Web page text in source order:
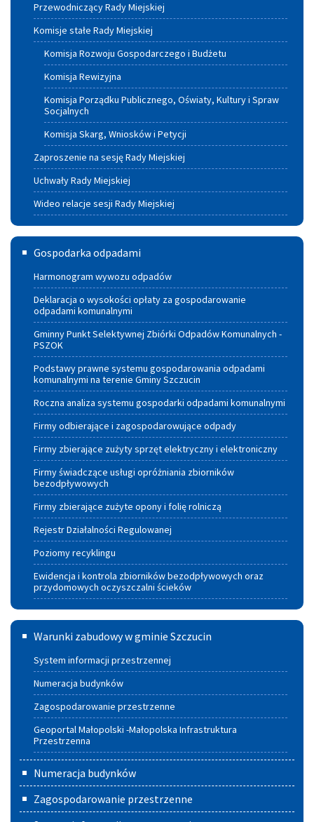
Przewodniczący Rady Miejskiej
Komisje stałe Rady Miejskiej
Komisja Rozwoju Gospodarczego i Budżetu
Komisja Rewizyjna
Komisja Porządku Publicznego, Oświaty, Kultury i Spraw
Socjalnych
Komisja Skarg, Wniosków i Petycji
Zaproszenie na sesję Rady Miejskiej
Uchwały Rady Miejskiej
Wideo relacje sesji Rady Miejskiej
Gospodarka
odpadami
Gospodarka odpadami
Harmonogram wywozu odpadów
Deklaracja o wysokości opłaty za gospodarowanie
odpadami komunalnymi
Gminny Punkt Selektywnej Zbiórki Odpadów Komunalnych -
PSZOK
Podstawy prawne systemu gospodarowania odpadami
komunalnymi na terenie Gminy Szczucin
Roczna analiza systemu gospodarki odpadami komunalnymi
Firmy odbierające i zagospodarowujące odpady
Firmy zbierające zużyty sprzęt elektryczny i elektroniczny
Firmy świadczące usługi opróżniania zbiorników
bezodpływowych
Firmy zbierające zużyte opony i folię rolniczą
Rejestr Działalności Regulowanej
Poziomy recyklingu
Ewidencja i kontrola zbiorników bezodpływowych oraz
przydomowych oczyszczalni ścieków
Warunki
zabudowy
Gminie
Szczucin
Warunki zabudowy w gminie Szczucin
System informacji przestrzennej
Numeracja budynków
Zagospodarowanie przestrzenne
Geoportal Małopolski -Małopolska Infrastruktura
Przestrzenna
Numeracja budynków
Zagospodarowanie przestrzenne